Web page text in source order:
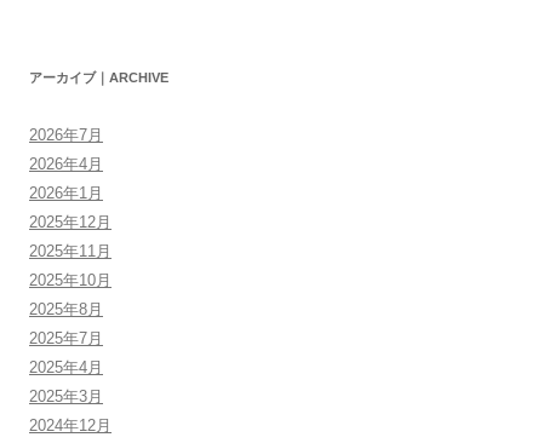
アーカイブ｜ARCHIVE
2026年7月
2026年4月
2026年1月
2025年12月
2025年11月
2025年10月
2025年8月
2025年7月
2025年4月
2025年3月
2024年12月